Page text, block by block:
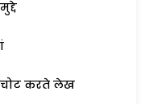
करते लेख